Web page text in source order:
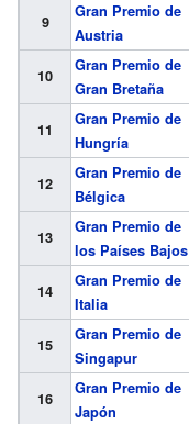
9
Gran Premio de
Austria
10
Gran Premio de
Gran Bretaña
11
Gran Premio de
Hungría
12
Gran Premio de
Bélgica
13
Gran Premio de
los Países Bajos
14
Gran Premio de
Italia
15
Gran Premio de
Singapur
16
Gran Premio de
Japón